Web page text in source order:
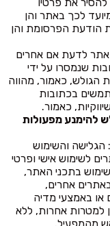
לכך באתר והן
הודעת הפרסומת והן
לדעת אם אחרים
שנמסרו על ידי
הגולש, כאמור, מהווה
בכתובות
כאמור.
להימנע מפעולות
והשימוש
לשימוש אישי ופרטי
בתכני האתר,
אחרים,
או באמצעי מדיה
למטרות אחרות, ללא